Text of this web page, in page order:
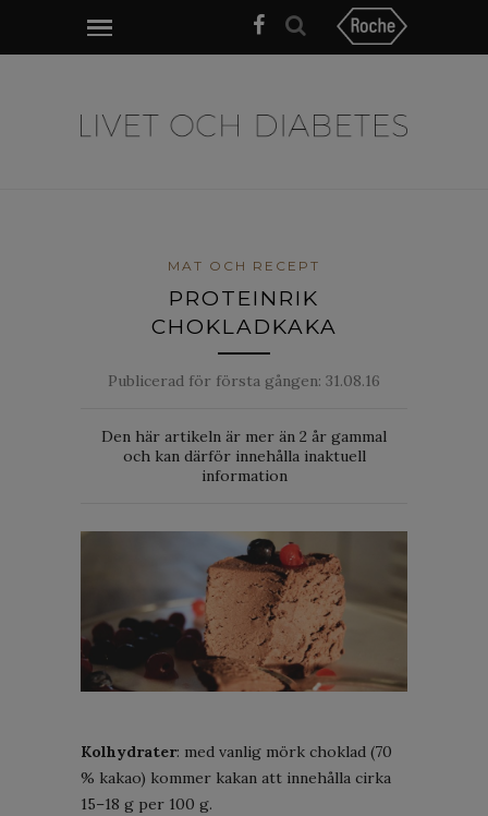
MAT OCH RECEPT
PROTEINRIK
CHOKLADKAKA
Publicerad för första gången: 31.08.16
Den här artikeln är mer än 2 år gammal
och kan därför innehålla inaktuell
information
Kolhydrater: med vanlig mörk choklad (70
% kakao) kommer kakan att innehålla cirka
15–18 g per 100 g.